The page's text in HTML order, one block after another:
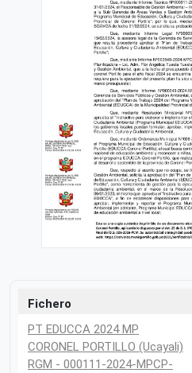
Fichero
PT EDUCCA 2024 MP
CORONEL PORTILLO (Ucayali)
RGM - 000111-2024-MPCP-